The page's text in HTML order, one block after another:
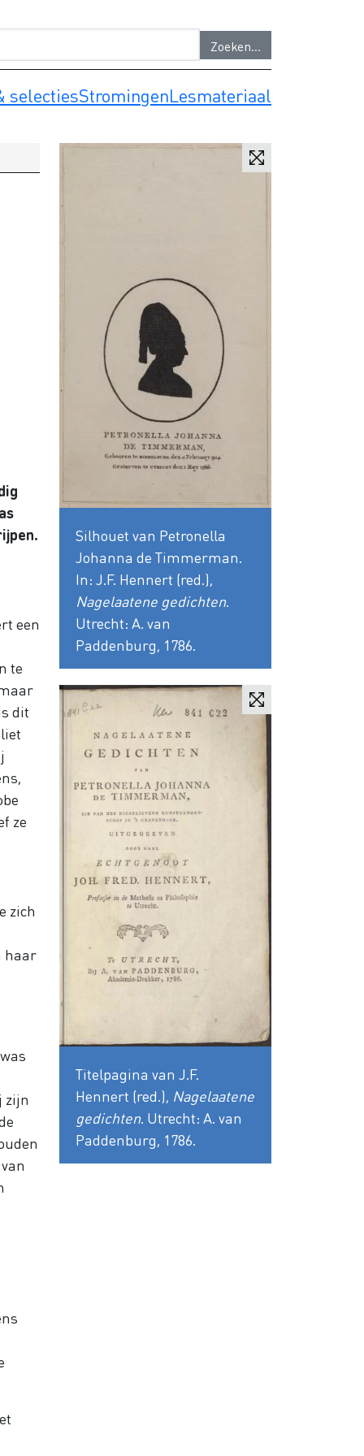
selectiesStromingenLesmateriaal
een
te
dit
ze
zich
haar
zijn
Silhouet van Petronella
Johanna de Timmerman.
In: J.F. Hennert (red.),
Nagelaatene gedichten.
Utrecht: A. van
Paddenburg, 1786.
Titelpagina van J.F.
Hennert (red.), Nagelaatene
gedichten. Utrecht: A. van
Paddenburg, 1786.